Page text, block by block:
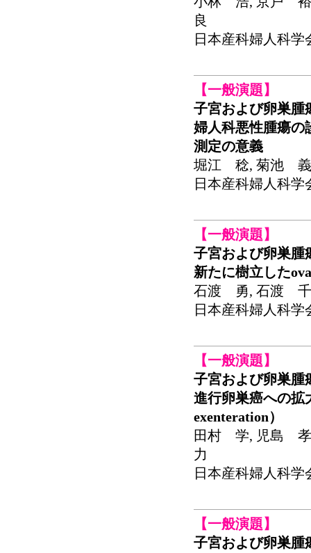
良
日本産科婦人科学
【一般演題】
子宮および卵巣腫
婦人科悪性腫瘍の
測定の意義
堀江 稔, 菊池
日本産科婦人科学
【一般演題】
子宮および卵巣腫
新たに樹立した
石渡 勇, 石渡 千
日本産科婦人科学
【一般演題】
子宮および卵巣腫
進行卵巣癌への拡
exenteration）
田村 学, 児島
力
日本産科婦人科学
【一般演題】
子宮および卵巣腫